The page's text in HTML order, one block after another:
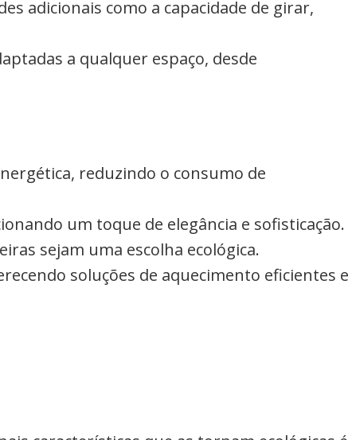
adicionais como a capacidade de girar,
a qualquer espaço, desde
reduzindo o consumo de
um toque de elegância e sofisticação.
sejam uma escolha ecológica.
soluções de aquecimento eficientes e